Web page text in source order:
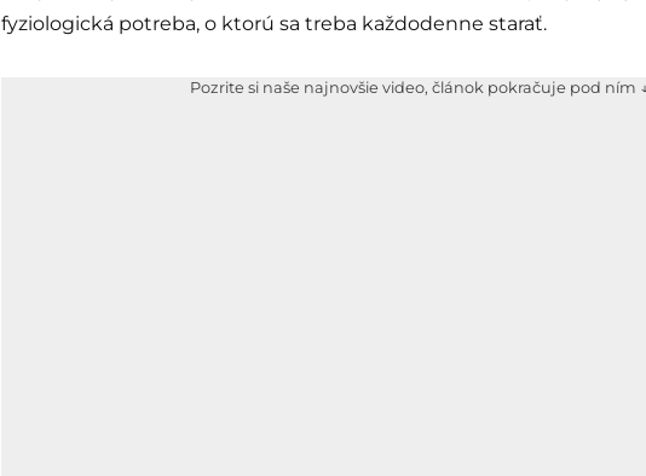
fyziologická potreba, o ktorú sa treba každodenne starať.
Pozrite si naše najnovšie video, článok pokračuje pod ním